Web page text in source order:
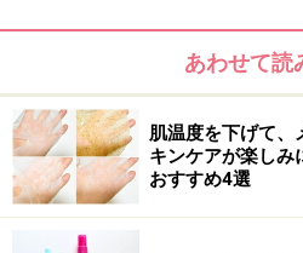
1：しっかり染めたい
も！ AmSkのカラーシャ
しっかり染めたいときの裏技も試
あわせて読
肌温度を下げて、
キンケアが楽しみ
おすすめ4選